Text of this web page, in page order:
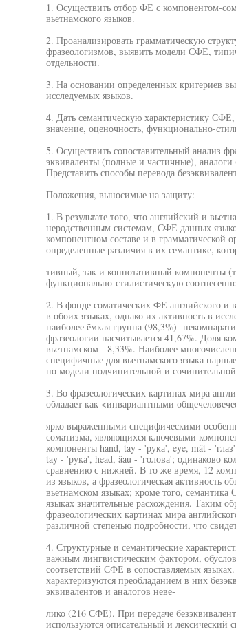
1. Осуществить отбор ФЕ с компонентом-
вьетнамского языков.
2. Проанализировать грамматическую
фразеологизмов, выявить модели СФЕ,
отдельности.
3. На основании определенных критериев
исследуемых языков.
4. Дать семантическую характеристику
значение, оценочность, функционально-
5. Осуществить сопоставительный анализ
эквиваленты (полные и частичные),
Представить способы перевода
Положения, выносимые на защиту:
1. В результате того, что английский и
неродственным системам, СФЕ данных
компонентном составе и в грамматической
определенные различия в их семантике,
тивный, так и коннотативный компоненты
функционально-стилистическую
2. В фонде соматических ФЕ английского и
в обоих языках, однако их активность в
наиболее ёмкая группа (98,3%) -
фразеологии насчитывается 41,67%. Доля
вьетнамском - 8,33%. Наиболее
специфичные для вьетнамского языка
по модели подчинительной и
3. Во фразеологических картинах мира
обладает как <инвариантными
ярко выраженными специфическими
соматизма, являющихся ключевыми
компоненты hand, tay - 'рука', eye, mät -
tay - 'рука', head, âau - 'голова'; одинаково
сравнению с нижней. В то же время, 12
из языков, а фразеологическая активность
вьетнамском языках; кроме того,
языках значительные расхождения. Таким
фразеологических картинах мира
различной степенью подробности, что
4. Структурные и семантические
важным лингвистическим фактором,
соответствий СФЕ в сопоставляемых
характеризуются преобладанием в них
эквивалентов и аналогов неве-
лико (216 СФЕ). При передаче
используются описательный и лексический